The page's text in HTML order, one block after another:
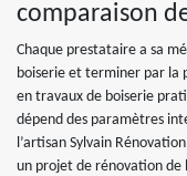
comparaison
Chaque prestataire a sa
boiserie et terminer par la
en travaux de boiserie
dépend des paramètres
l’artisan Sylvain
un projet de rénovation de